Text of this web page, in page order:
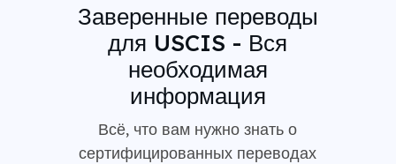
Заверенные переводы
для USCIS - Вся
необходимая
информация
Всё, что вам нужно знать о
сертифицированных переводах